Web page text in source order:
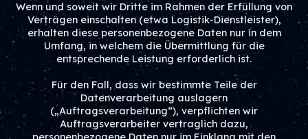
Wenn und soweit wir Dritte im Rahmen der Erfüllung von
Verträgen einschalten (etwa Logistik-Dienstleister),
erhalten diese personenbezogene Daten nur in dem
Umfang, in welchem die Übermittlung für die
entsprechende Leistung erforderlich ist.
Für den Fall, dass wir bestimmte Teile der
Datenverarbeitung auslagern
(„Auftragsverarbeitung“), verpflichten wir
Auftragsverarbeiter vertraglich dazu,